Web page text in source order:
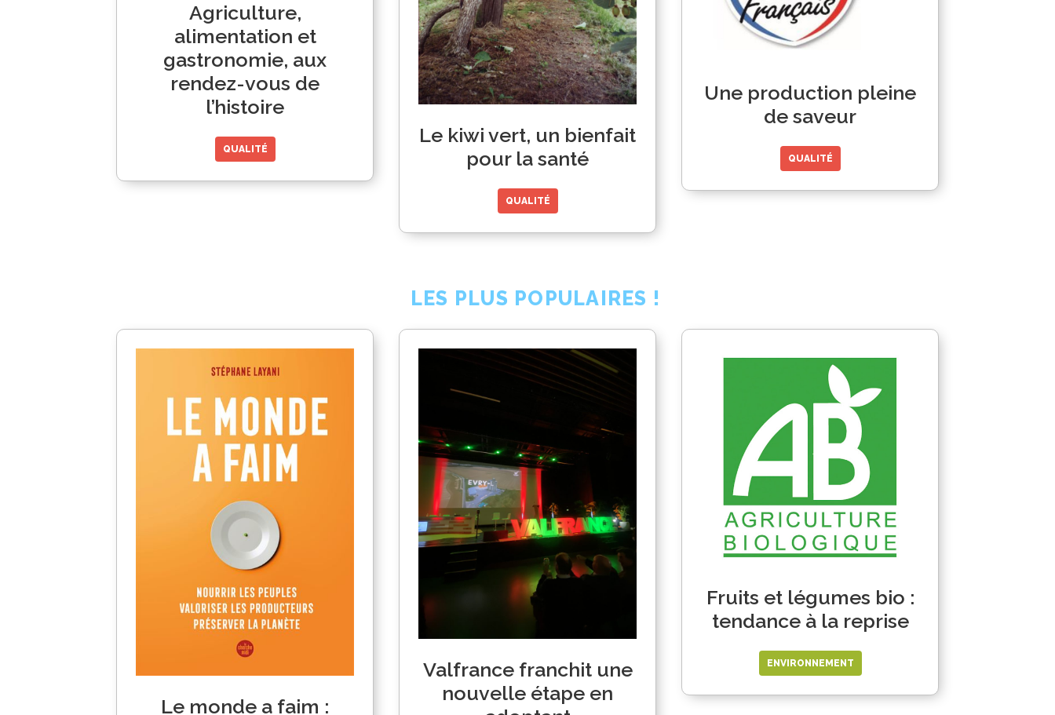
Agriculture,
alimentation et
gastronomie, aux
rendez-vous de
l’histoire
QUALITÉ
Le kiwi vert, un bienfait
pour la santé
QUALITÉ
Une production pleine
de saveur
QUALITÉ
LES PLUS POPULAIRES !
Le monde a faim :
Valfrance franchit une
nouvelle étape en
Fruits et légumes bio :
tendance à la reprise
ENVIRONNEMENT